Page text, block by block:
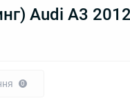
Audi A3
0